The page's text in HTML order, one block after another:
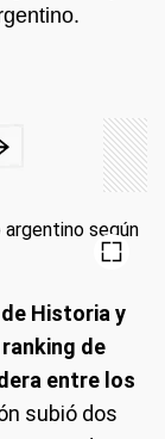
Historia y
de
entre los
subió dos